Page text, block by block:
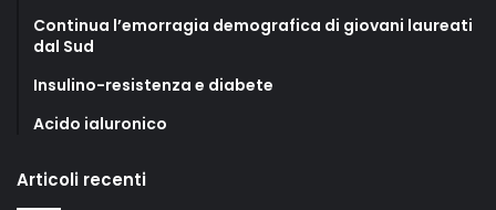
Continua l’emorragia demografica di giovani laureati
dal Sud
Insulino-resistenza e diabete
Acido ialuronico
Articoli recenti